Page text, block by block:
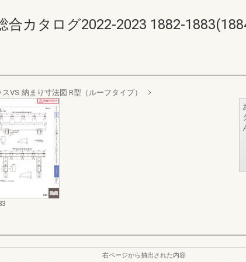
合カタログ2022-2023 1882-
スVS 納まり寸法図 R型（ルーフタイプ）
右ページから抽出された内容